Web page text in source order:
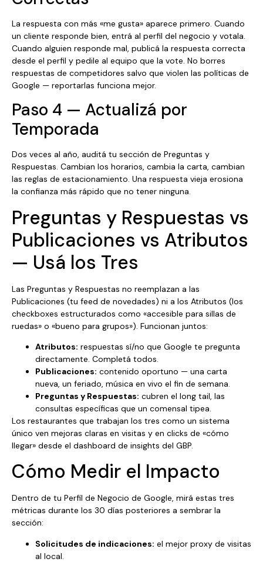
La respuesta con más «me gusta» aparece primero. Cuando
un cliente responde bien, entrá al perfil del negocio y votala.
Cuando alguien responde mal, publicá la respuesta correcta
desde el perfil y pedile al equipo que la vote. No borres
respuestas de competidores salvo que violen las políticas de
Google — reportarlas funciona mejor.
Paso 4 — Actualizá por
Temporada
Dos veces al año, auditá tu sección de Preguntas y
Respuestas. Cambian los horarios, cambia la carta, cambian
las reglas de estacionamiento. Una respuesta vieja erosiona
la confianza más rápido que no tener ninguna.
Preguntas y Respuestas vs
Publicaciones vs Atributos
— Usá los Tres
Las Preguntas y Respuestas no reemplazan a las
Publicaciones (tu feed de novedades) ni a los Atributos (los
checkboxes estructurados como «accesible para sillas de
ruedas» o «bueno para grupos»). Funcionan juntos:
Atributos: respuestas sí/no que Google te pregunta
directamente. Completá todos.
Publicaciones: contenido oportuno — una carta
nueva, un feriado, música en vivo el fin de semana.
Preguntas y Respuestas: cubren el long tail, las
consultas específicas que un comensal tipea.
Los restaurantes que trabajan los tres como un sistema
único ven mejoras claras en visitas y en clicks de «cómo
llegar» desde el dashboard de insights del GBP.
Cómo Medir el Impacto
Dentro de tu Perfil de Negocio de Google, mirá estas tres
métricas durante los 30 días posteriores a sembrar la
sección:
Solicitudes de indicaciones: el mejor proxy de visitas
al local.